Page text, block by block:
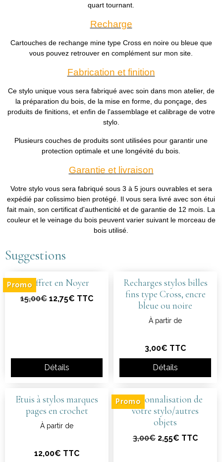
quart tournant.
Recharge
Cartouches de rechange mine type Cross en noire ou bleue que
vous pouvez retrouver en complément sur mon site.
Fabrication et finition
Ce stylo unique vous sera fabriqué avec soin dans mon atelier, de
la préparation du bois, de la mise en forme, du ponçage, des
produits de finitions, et enfin de l'assemblage et calibrage de votre
stylo.
Plusieurs couches de produits sont utilisées pour garantir une
protection optimale et une longévité du bois.
Garantie et livraison
Votre stylo vous sera fabriqué sous 3 à 5 jours ouvrables et sera
expédié par colissimo bien protégé. Il vous sera livré avec son étui
fait main, son certificat d'authenticité et de garantie de 12 mois. La
couleur et le veinage du bois peuvent varier suivant le morceau de
bois utilisé.
Suggestions
PromoCoffret en Noyer
15,00€ 12,75€ TTC
Détails
Recharges stylos billes
fins type Cross, encre
bleue ou noire
À partir de
3,00€ TTC
Détails
Etuis à stylos marques
pages en crochet
À partir de
12,00€ TTC
PromoPersonnalisation de
votre stylo/autres
objets
3,00€ 2,55€ TTC